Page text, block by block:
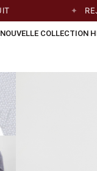
NOUVELLE COLLECTION